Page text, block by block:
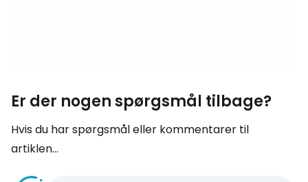
Er der nogen spørgsmål tilbage?
Hvis du har spørgsmål eller kommentarer til
artiklen...